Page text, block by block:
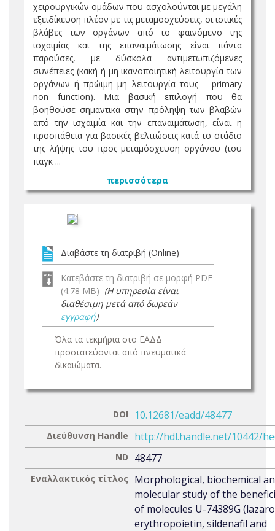
χειρουργικών ομάδων που ασχολούνται με μεγάλη
εξειδίκευση πλέον με τις μεταμοσχεύσεις, οι ιστικές
βλάβες των οργάνων από το φαινόμενο της
ισχαιμίας και της επαναιμάτωσης είναι πάντα
παρούσες, με δύσκολα αντιμετωπιζόμενες
συνέπειες (κακή ή μη ικανοποιητική λειτουργία των
οργάνων ή πρώιμη μη λειτουργία τους – primary
non function). Μια βασική επιλογή που θα
βοηθούσε σημαντικά στην πρόληψη των βλαβών
από την ισχαιμία και την επαναιμάτωση, είναι η
προσπάθεια για βασικές βελτιώσεις κατά το στάδιο
της λήψης του προς μεταμόσχευση οργάνου (του
παγκ ...
περισσότερα
Διαβάστε τη διατριβή (Online)
Κατεβάστε τη διατριβή σε μορφή PDF
(4.78 MB) (Η υπηρεσία είναι
διαθέσιμη μετά από δωρεάν
εγγραφή)
Όλα τα τεκμήρια στο ΕΑΔΔ
προστατεύονται από πνευματικά
δικαιώματα.
DOI 10.12681/eadd/48477
Διεύθυνση Handle http://hdl.handle.net/10442/
ND 48477
Εναλλακτικός τίτλος Morphological, biochemical
molecular study of the
of molecules U-74389G
erythropoietin, sildenafil and